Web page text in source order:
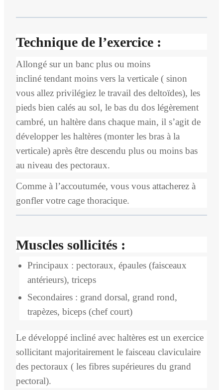
Technique de l’exercice :
Allongé sur un banc plus ou moins
incliné tendant moins vers la verticale ( sinon
vous allez privilégiez le travail des deltoïdes), les
pieds bien calés au sol, le bas du dos légèrement
cambré, un haltère dans chaque main, il s’agit de
développer les haltères (monter les bras à la
verticale) après être descendu plus ou moins bas
au niveau des pectoraux.
Comme à l’accoutumée, vous vous attacherez à
gonfler votre cage thoracique.
Muscles sollicités :
Principaux : pectoraux, épaules (faisceaux
antérieurs), triceps
Secondaires : grand dorsal, grand rond,
trapèzes, biceps (chef court)
Le développé incliné avec haltères est un exercice
sollicitant majoritairement le faisceau claviculaire
des pectoraux ( les fibres supérieures du grand
pectoral).